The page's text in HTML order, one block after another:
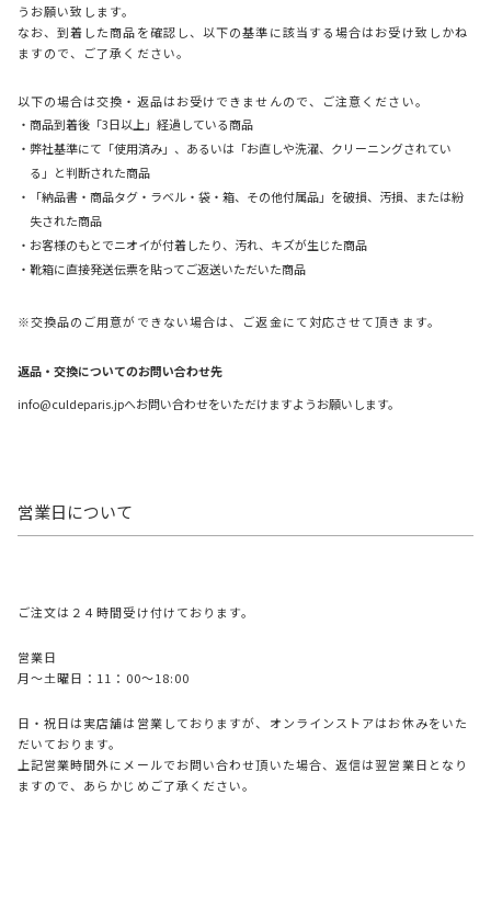
うお願い致します。
なお、到着した商品を確認し、以下の基準に該当する場合はお受け致しかね
ますので、ご了承ください。
以下の場合は交換・返品はお受けできませんので、ご注意ください。
・商品到着後「3日以上」経過している商品
・弊社基準にて「使用済み」、あるいは「お直しや洗濯、クリーニングされてい
る」と判断された商品
・「納品書・商品タグ・ラベル・袋・箱、その他付属品」を破損、汚損、または紛
失された商品
・お客様のもとでニオイが付着したり、汚れ、キズが生じた商品
・靴箱に直接発送伝票を貼ってご返送いただいた商品
※交換品のご用意ができない場合は、ご返金にて対応させて頂きます。
返品・交換についてのお問い合わせ先
info@culdeparis.jpへお問い合わせをいただけますようお願いします。
営業日について
ご注文は２４時間受け付けております。
営業日
月〜土曜日：11：00～18:00
日・祝日は実店舗は営業しておりますが、オンラインストアはお休みをいた
だいております。
上記営業時間外にメールでお問い合わせ頂いた場合、返信は翌営業日となり
ますので、あらかじめご了承ください。